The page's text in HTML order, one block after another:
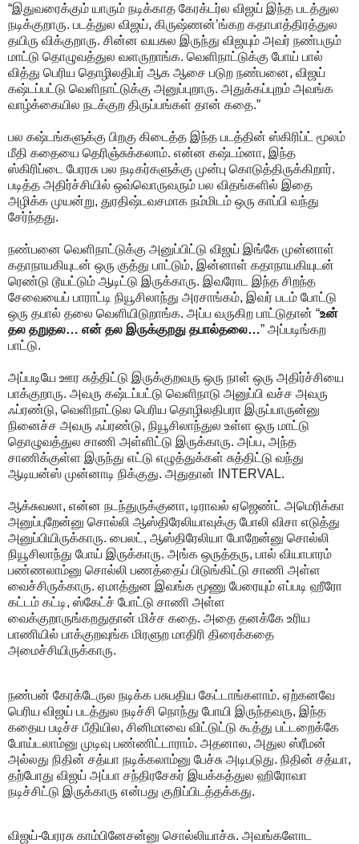
“இதுவரைக்கும் யாரும் நடிக்காத கேரக்டர்ல விஜய் இந்த படத்துல
நடிக்குறாரு. படத்துல விஜய், கிருஷ்ணன்’ங்கற கதாபாத்திரத்துல
தயிரு விக்குறாரு. சின்ன வயசுல இருந்து விஜயும் அவர் நண்பரும்
மாட்டு தொழுவத்துல வளருறாங்க. வெளிநாட்டுக்கு போய் பால்
வித்து பெரிய தொழிலதிபர் ஆக ஆசை படுற நண்பனை, விஜய்
கஷ்டப்பட்டு வெளிநாட்டுக்கு அனுப்புறாரு. அதுக்கப்புறம் அவங்க
வாழ்க்கையில நடக்குற திருப்பங்கள் தான் கதை.”
பல கஷ்டங்களுக்கு பிறகு கிடைத்த இந்த படத்தின் ஸ்கிரிப்ட் மூலம்
மீதி கதையை தெரிஞ்சுக்கலாம். என்ன கஷ்டம்னா, இந்த
ஸ்கிரிப்டை பேரரசு பல நடிகர்களுக்கு முன்பு கொடுத்திருக்கிறார்.
படித்த அதிர்ச்சியில் ஒவ்வொருவரும் பல விதங்களில் இதை
அழிக்க முயன்று, துரதிஷ்டவசமாக நம்மிடம் ஒரு காப்பி வந்து
சேர்ந்தது.
நண்பனை வெளிநாட்டுக்கு அனுப்பிட்டு விஜய் இங்கே முன்னாள்
கதாநாயகியுடன் ஒரு குத்து பாட்டும், இன்னாள் கதாநாயகியுடன்
ரெண்டு டூயட்டும் ஆடிட்டு இருக்காரு. இவரோட இந்த சிறந்த
சேவையைப் பாராட்டி நியூசிலாந்து அரசாங்கம், இவர் படம் போட்டு
ஒரு தபால் தலை வெளியிடுறாங்க. அப்ப வருகிற பாட்டுதான் “உன்
தல தறுதல… என் தல இருக்குறது தபால்தலை…” அப்படிங்கற
பாட்டு.
அப்படியே ஊர சுத்திட்டு இருக்குறவரு ஒரு நாள் ஒரு அதிர்ச்சியை
பாக்குறாரு. அவரு கஷ்டப்பட்டு வெளிநாடு அனுப்பி வச்ச அவரு
ஃப்ரண்டு, வெளிநாட்டுல பெரிய தொழிலதிபரா இருப்பாருன்னு
நினைச்ச அவரு ஃப்ரண்டு, நியூசிலாந்துல உள்ள ஒரு மாட்டு
தொழுவத்துல சாணி அள்ளிட்டு இருக்காரு. அப்ப, அந்த
சாணிக்குள்ள இருந்து எட்டு எழுத்துக்கள் சுத்திட்டு வந்து
ஆடியன்ஸ் முன்னாடி நிக்குது. அதுதான் INTERVAL.
ஆக்சுவலா, என்ன நடந்துருக்குனா, டிராவல் ஏஜெண்ட் அமெரிக்கா
அனுப்புறேன்னு சொல்லி ஆஸ்திரேலியாவுக்கு போலி விசா எடுத்து
அனுப்பியிருக்காரு. பைலட், ஆஸ்திரேலியா போறேன்னு சொல்லி
நியூசிலாந்து போய் இருக்காரு. அங்க ஒருத்தரு, பால் வியாபாரம்
பண்ணலாம்னு சொல்லி பணத்தைப் பிடுங்கிட்டு சாணி அள்ள
வைச்சிருக்காரு. ஏமாத்துன இவங்க மூணு பேரையும் எப்படி ஹீரோ
கட்டம் கட்டி, ஸ்கேட்ச் போட்டு சாணி அள்ள
வைக்குறாருங்கறதுதான் மிச்ச கதை. அதை தனக்கே உரிய
பாணியில் பாக்குறவுங்க மிரளுற மாதிரி திரைக்கதை
அமைச்சியிருக்காரு.
நண்பன் கேரக்டேருல நடிக்க பசுபதிய கேட்டாங்களாம். ஏற்கனவே
பெரிய விஜய் படத்துல நடிச்சி நொந்து போயி இருந்தவரு, இந்த
கதைய படிச்ச பீதியில, சினிமாவை விட்டுட்டு கூத்து பட்டறைக்கே
போய்டலாம்னு முடிவு பண்ணிட்டாராம். அதனால, அதுல ஸ்ரீமன்
அல்லது நிதின் சத்யா நடிக்கலாம்னு பேச்சு அடிபடுது. நிதின் சத்யா,
தற்போது விஜய் அப்பா சந்திரசேகர் இயக்கத்துல ஹிரோவா
நடிச்சிட்டு இருக்காரு என்பது குறிப்பிடத்தக்கது.
விஜய்-பேரரசு காம்பினேசன்னு சொல்லியாச்சு. அவங்களோட